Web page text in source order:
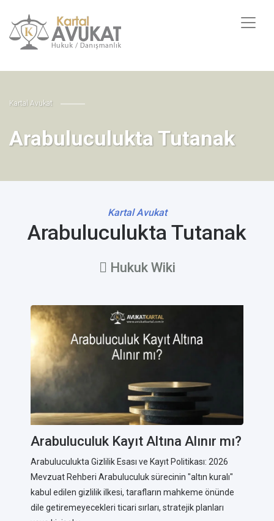
Kartal Avukat
Arabuluculukta Tutanak
Kartal Avukat
Arabuluculukta Tutanak
Hukuk Wiki
Arabuluculuk Kayıt Altına Alınır mı?
Arabuluculukta Gizlilik Esası ve Kayıt Politikası: 2026
Mevzuat Rehberi Arabuluculuk sürecinin "altın kuralı"
kabul edilen gizlilik ilkesi, tarafların mahkeme önünde
dile getiremeyecekleri ticari sırları, stratejik planları